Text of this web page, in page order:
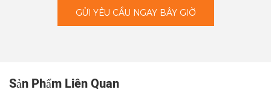
GỬI YÊU CẦU NGAY BÂY GIỜ
Sản Phẩm Liên Quan